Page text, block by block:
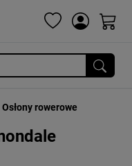
Osłony rowerowe